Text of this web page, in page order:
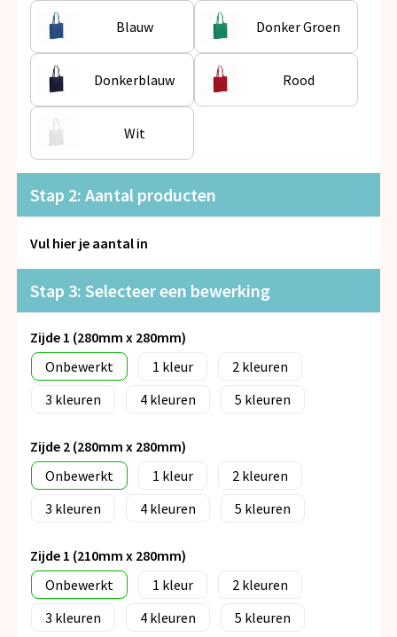
Snoepgoed
Spellen voor binnen en buiten
Veiligheid, Auto en Fiets
Vrije tijd en Strand
Blauw Donker Groen
Donkerblauw Rood
Wit
Stap 2: Aantal producten
Vul hier je aantal in
Stap 3: Selecteer een bewerking
Zijde 1 (280mm x 280mm)
Onbewerkt
1
2
3
4 5
Zijde 2 (280mm x 280mm)
Onbewerkt
1
2
3
4 5
Zijde 1 (210mm x 280mm)
Onbewerkt
1
2
3
4 5